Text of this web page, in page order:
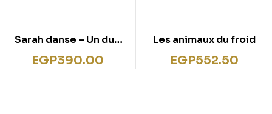
Sarah danse – Un duo
inoubliable
EGP390.00
Les animaux du froid
EGP552.50